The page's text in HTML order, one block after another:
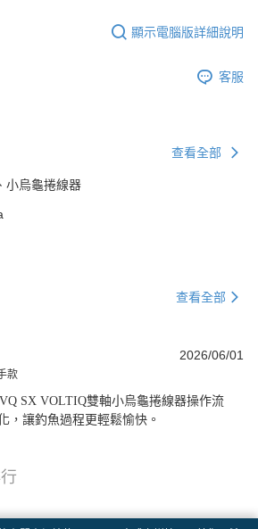
顯示電腦版詳細說明
客服
查看全部
小烏龜捲線器
查看全部
2026/06/01
款
SX VOLTIQ雙軸小烏龜捲線器操作流
，讓釣魚過程更輕鬆愉快。